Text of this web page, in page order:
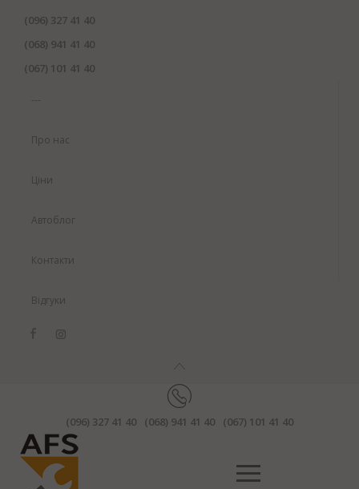
(096) 327 41 40
(068) 941 41 40
(067) 101 41 40
---
Про нас
Ціни
Автоблог
Контакти
Відгуки
(096) 327 41 40 (068) 941 41 40 (067) 101 41 40